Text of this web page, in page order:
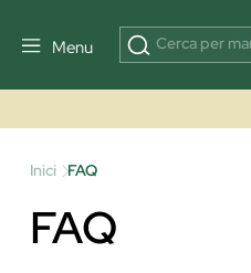
Menu
Inici FAQ
FAQ